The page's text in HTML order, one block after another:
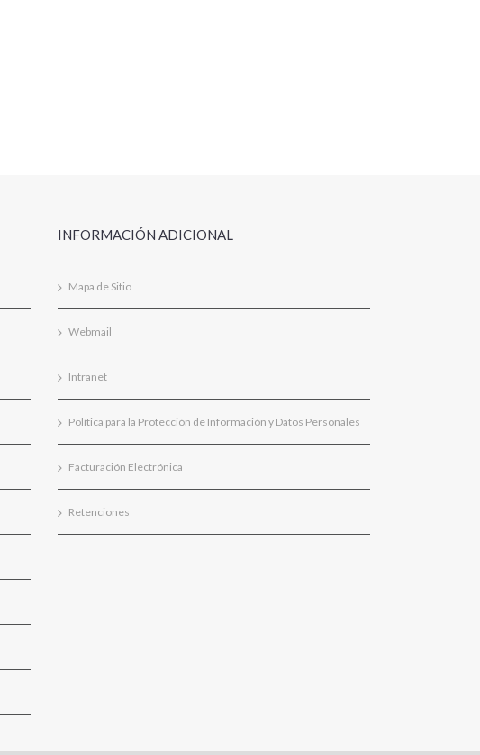
INFORMACIÓN ADICIONAL
Mapa de Sitio
Webmail
Intranet
Política para la Protección de Información y Datos Personales
Facturación Electrónica
Retenciones